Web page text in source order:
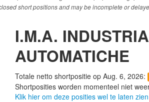
short positions and may be incomplete or
I.M.A.
AUTOMATICHE
Totale netto shortpositie op Aug. 6, 2026:
Shortposities worden momenteel niet
Klik hier om deze posities wel te laten zien